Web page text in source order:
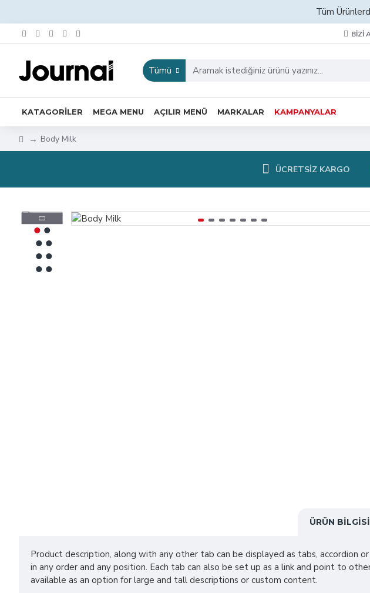
Tüm
BIZI
Tümü
KATAGORILER MEGA MENU AÇILIR MENÜ MARKALAR KAMPANYALAR
Body Milk
ÜCRETSIZ KARGO
ÜRÜN BILGISI
Product description, along with any other tab can be displayed as tabs, accordion
in any order and any position. Each tab can also be set up as a link and point to
available as an option for large and tall descriptions or custom content.